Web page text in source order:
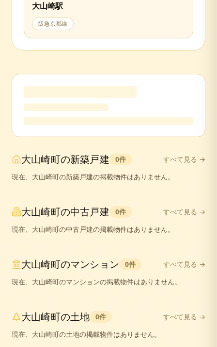
大山崎駅
阪急京都線
大山崎町の新築戸建 0件
すべて見る →
現在、 大山崎町の新築戸建の掲載物件はありません。
大山崎町の中古戸建 0件
すべて見る →
現在、 大山崎町の中古戸建の掲載物件はありません。
大山崎町のマンション 0件
すべて見る →
現在、 大山崎町のマンションの掲載物件はありません。
大山崎町の土地 0件
すべて見る →
現在、 大山崎町の土地の掲載物件はありません。